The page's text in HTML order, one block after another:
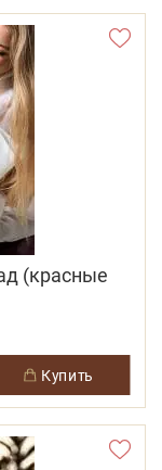
(красные
купить